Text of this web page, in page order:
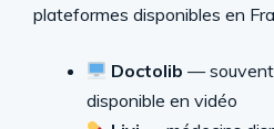
plateformes disponibles en
Doctolib — souvent
disponible en vidéo